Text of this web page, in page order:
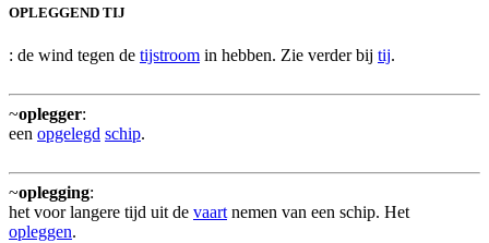
OPLEGGEND TIJ
: de wind tegen de tijstroom in hebben. Zie verder bij tij.
~oplegger:
een opgelegd schip.
~oplegging:
het voor langere tijd uit de vaart nemen van een schip. Het
opleggen.